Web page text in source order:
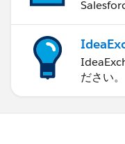
ださい。